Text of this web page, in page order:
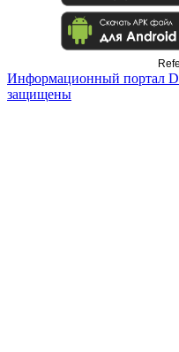
Информационный портал
защищены